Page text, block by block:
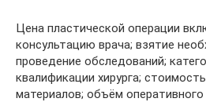
Цена пластической операции
консультацию врача; взятие
проведение обследований;
квалификации хирурга;
материалов; объём